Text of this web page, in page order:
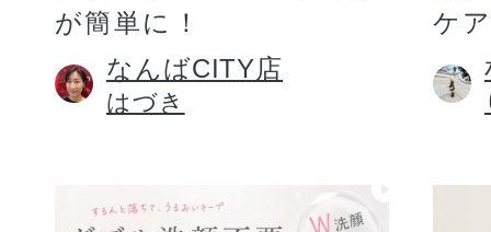
よくあるご質問
が簡単に！
なんばCITY店
はづき
ケ